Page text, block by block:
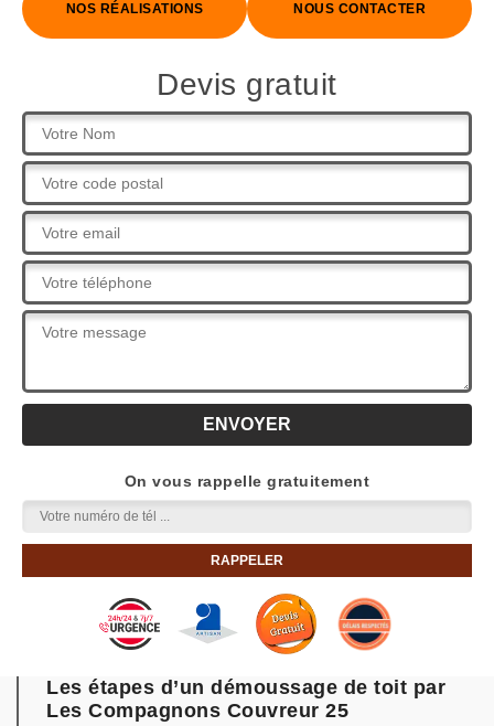
NOS RÉALISATIONS NOUS CONTACTER
Devis gratuit
On vous rappelle gratuitement
Les étapes d’un démoussage de toit par
Les Compagnons Couvreur 25